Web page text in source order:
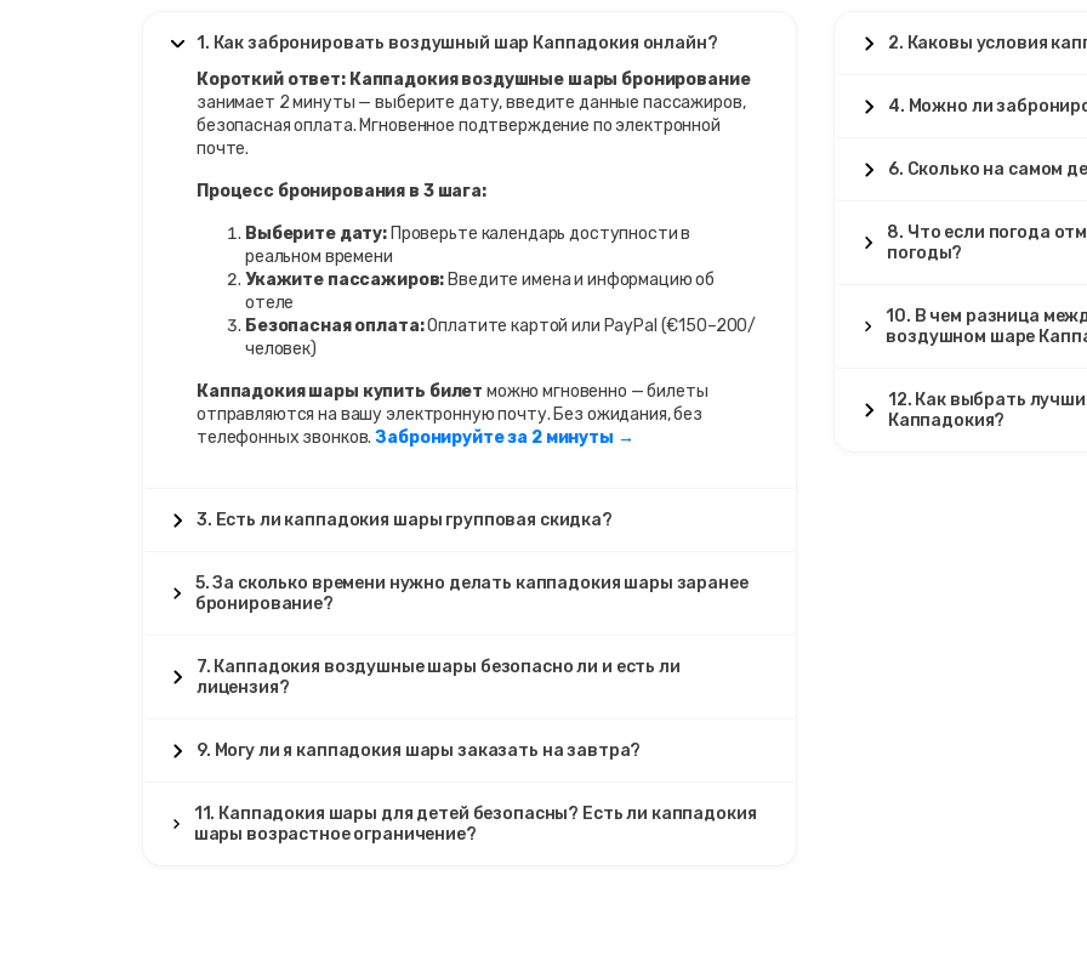
1. Как забронировать воздушный шар Каппадокия онлайн?
Короткий ответ: Каппадокия воздушные шары бронирование
занимает 2 минуты — выберите дату, введите данные пассажиров,
безопасная оплата. Мгновенное подтверждение по электронной
почте.
Процесс бронирования в 3 шага:
Выберите дату: Проверьте календарь доступности в
реальном времени
Укажите пассажиров: Введите имена и информацию об
отеле
Безопасная оплата:Оплатите картой или PayPal (€150–200/
человек)
Каппадокия шары купить билет можно мгновенно — билеты
отправляются на вашу электронную почту. Без ожидания, без
телефонных звонков.Забронируйте за 2 минуты →
3. Есть ли каппадокия шары групповая скидка?
5. За сколько времени нужно делать каппадокия шары заранее
бронирование?
7. Каппадокия воздушные шары безопасно ли и есть ли
лицензия?
9. Могу ли я каппадокия шары заказать на завтра?
11. Каппадокия шары для детей безопасны? Есть ли каппадокия
шары возрастное ограничение?
2. Каковы условия
4. Можно ли
6. Сколько на самом
8. Что если погода
погоды?
10. В чем разница
воздушном шаре
12. Как выбрать
Каппадокия?